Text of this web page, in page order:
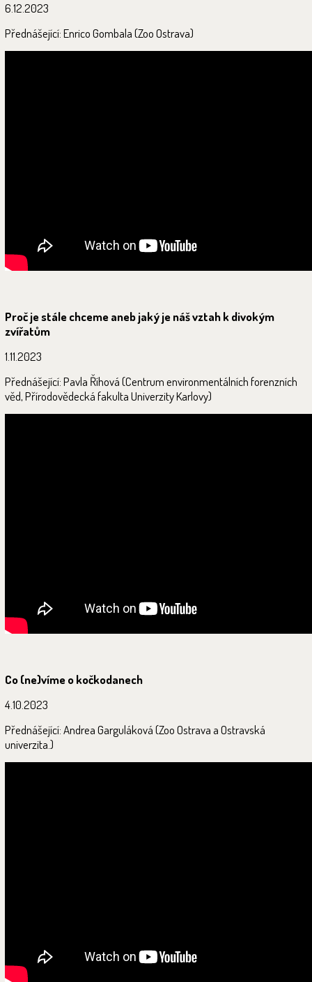
6.12.2023
Přednášející: Enrico Gombala (Zoo Ostrava)
Proč je stále chceme aneb jaký je náš vztah k divokým
zvířatům
1.11.2023
Přednášející: Pavla Říhová (Centrum environmentálních forenzních
věd, Přírodovědecká fakulta Univerzity Karlovy)
Co (ne)víme o kočkodanech
4.10.2023
Přednášející: Andrea Garguláková (Zoo Ostrava a Ostravská
univerzita.)